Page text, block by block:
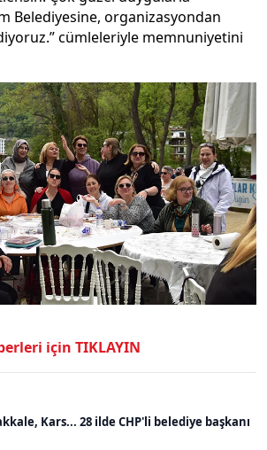
Belediyesine, organizasyondan
cümleleriyle memnuniyetini
için TIKLAYIN
Kars... 28 ilde CHP'li belediye başkanı